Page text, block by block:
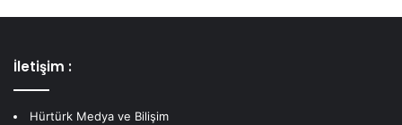
İletişim :
Hürtürk Medya ve Bilişim